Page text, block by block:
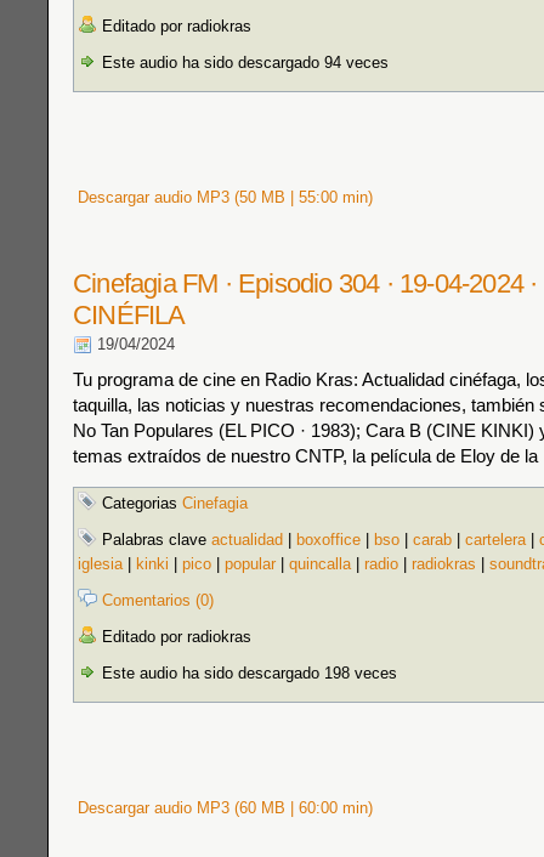
Editado por radiokras
Este audio ha sido descargado 94 veces
Descargar audio MP3 (50 MB | 55:00 min)
Cinefagia FM · Episodio 304 · 19-04-2024
CINÉFILA
19/04/2024
Tu programa de cine en Radio Kras: Actualidad cinéfaga,
taquilla, las noticias y nuestras recomendaciones, también
No Tan Populares (EL PICO · 1983); Cara B (CINE
temas extraídos de nuestro CNTP, la película de Eloy de la
Categorias Cinefagia
Palabras clave actualidad boxoffice bso carab cartelera|
iglesia| kinki pico popular quincalla| radio radiokras
Comentarios (0)
Editado por radiokras
Este audio ha sido descargado 198 veces
Descargar audio MP3 (60 MB | 60:00 min)